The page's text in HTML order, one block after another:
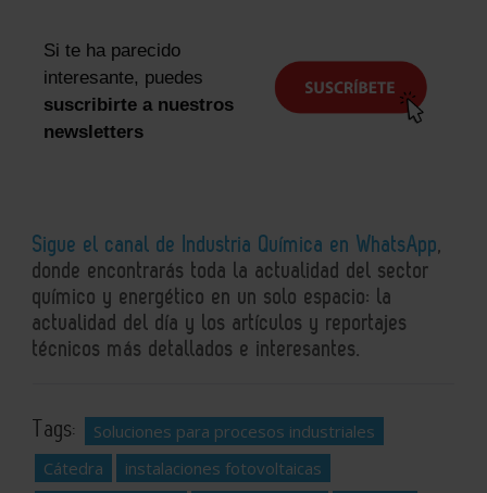
Si te ha parecido
interesante, puedes
suscribirte a nuestros
newsletters
Sigue el canal de Industria Química en WhatsApp,
donde encontrarás toda la actualidad del sector
químico y energético en un solo espacio: la
actualidad del día y los artículos y reportajes
técnicos más detallados e interesantes.
Tags:
Soluciones para procesos industriales
Cátedra
instalaciones fotovoltaicas